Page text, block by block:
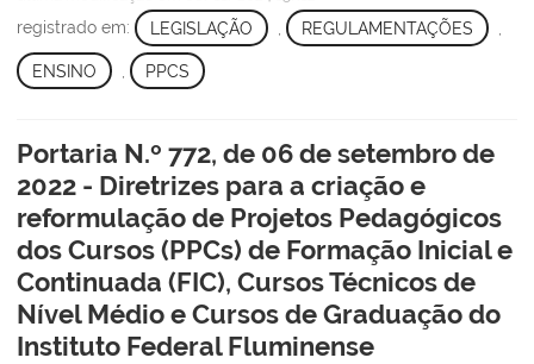
registrado em: LEGISLAÇÃO REGULAMENTAÇÕES
ENSINO PPCS
Portaria N.º 772, de 06 de setembro de
2022 - Diretrizes para a criação e
reformulação de Projetos Pedagógicos
dos Cursos (PPCs) de Formação Inicial e
Continuada (FIC), Cursos Técnicos de
Nível Médio e Cursos de Graduação do
Instituto Federal Fluminense